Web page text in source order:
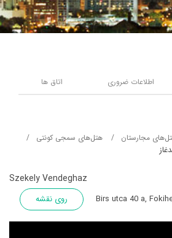
اطلاعات ضروری اتاق ها
مجارستان
هتل‌های سمجی کونتی
Szekely Vendeghaz
Birs utca 40 a, روی نقشه